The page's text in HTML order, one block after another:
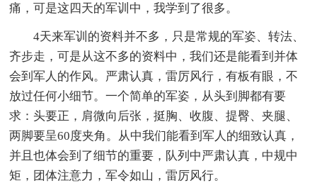
痛，可是这四天的军训中，我学到了很多。
4天来军训的资料并不多，只是常规的军姿、转法、
齐步走，可是从这不多的资料中，我们还是能看到并体
会到军人的作风。严肃认真，雷厉风行，有板有眼，不
放过任何小细节。一个简单的军姿，从头到脚都有要
求：头要正，肩微向后张，挺胸、收腹、提臀、夹腿、
两脚要呈60度夹角。从中我们能看到军人的细致认真，
并且也体会到了细节的重要，队列中严肃认真，中规中
矩，团体注意力，军令如山，雷厉风行。